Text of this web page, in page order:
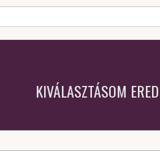
KIVÁLASZTÁSOM